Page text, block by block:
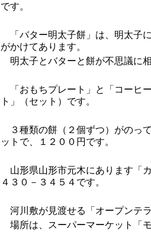
です。
「バター明太子餅」は、明太子
がかけてあります。
明太子とバターと餅が不思議に
「おもちプレート」と「コーヒ
ト」（セット）です。
３種類の餅（２個ずつ）がのっ
ットで、１２００円です。
山形県山形市元木にあります「
４３０－３４５４です。
河川敷が見渡せる「オープンテ
場所は、スーパーマーケット「